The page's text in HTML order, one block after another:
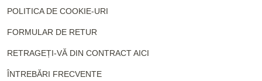
POLITICA DE COOKIE-URI
FORMULAR DE RETUR
RETRAGEȚI-VĂ DIN CONTRACT AICI
ÎNTREBĂRI FRECVENTE